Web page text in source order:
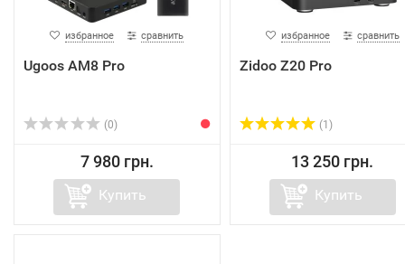
избранное сравнить
Ugoos AM8 Pro
(0)
7 980 грн.
Купить
избранное сравнить
Zidoo Z20 Pro
(1)
13 250 грн.
Купить